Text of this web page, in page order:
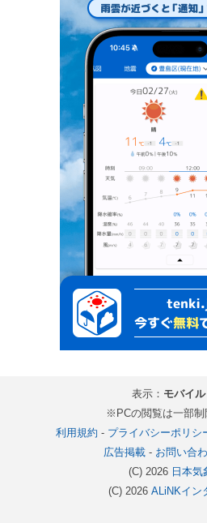
表示： モバイル
※PCの閲覧は一部制
利用規約 - プライバシーポリシ
広告掲載- お問い合
(C) 2026 日本気
(C) 2026 ALiNKイン